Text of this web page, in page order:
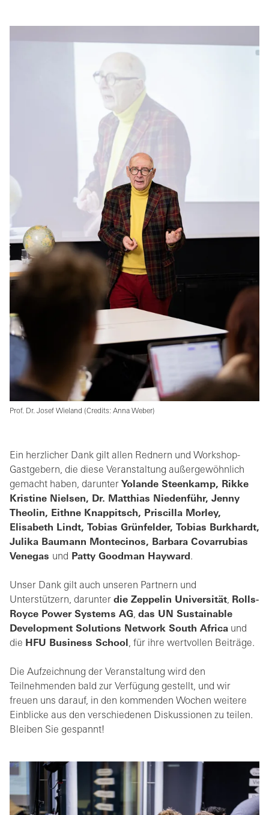
Prof. Dr. Josef Wieland (Credits: Anna Weber)
Ein herzlicher Dank gilt allen Rednern und Workshop-
Gastgebern, die diese Veranstaltung außergewöhnlich
gemacht haben, darunter Yolande Steenkamp, Rikke
Kristine Nielsen, Dr. Matthias Niedenführ, Jenny
Theolin, Eithne Knappitsch, Priscilla Morley,
Elisabeth Lindt, Tobias Grünfelder, Tobias Burkhardt,
Julika Baumann Montecinos, Barbara Covarrubias
Venegas und Patty Goodman Hayward.
Unser Dank gilt auch unseren Partnern und
Unterstützern, darunter die Zeppelin Universität, Rolls-
Royce Power Systems AG, das UN Sustainable
Development Solutions Network South Africa und
die HFU Business School, für ihre wertvollen Beiträge.
Die Aufzeichnung der Veranstaltung wird den
Teilnehmenden bald zur Verfügung gestellt, und wir
freuen uns darauf, in den kommenden Wochen weitere
Einblicke aus den verschiedenen Diskussionen zu teilen.
Bleiben Sie gespannt!